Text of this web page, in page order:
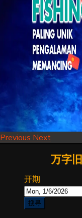
Previous Next
万字
开期
搜寻